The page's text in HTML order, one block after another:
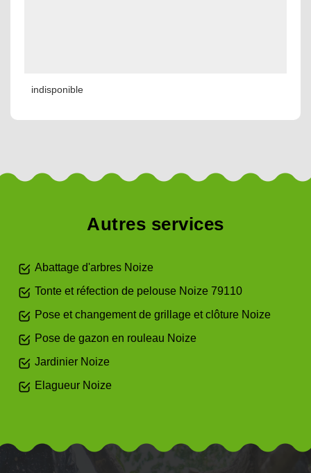
indisponible
Autres services
Abattage d'arbres Noize
Tonte et réfection de pelouse Noize 79110
Pose et changement de grillage et clôture Noize
Pose de gazon en rouleau Noize
Jardinier Noize
Elagueur Noize